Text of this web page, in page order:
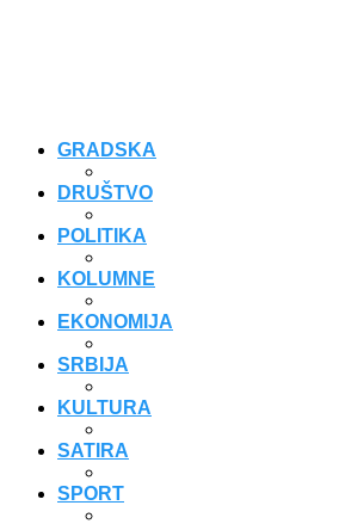
GRADSKA
DRUŠTVO
POLITIKA
KOLUMNE
EKONOMIJA
SRBIJA
KULTURA
SATIRA
SPORT